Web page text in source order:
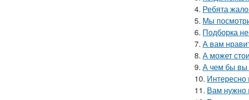
4. Ребята
5. Мы
6. Подборка
7. А вам
8. А может
9. А чем бы вы
10. Интересно
11. Вам нужно